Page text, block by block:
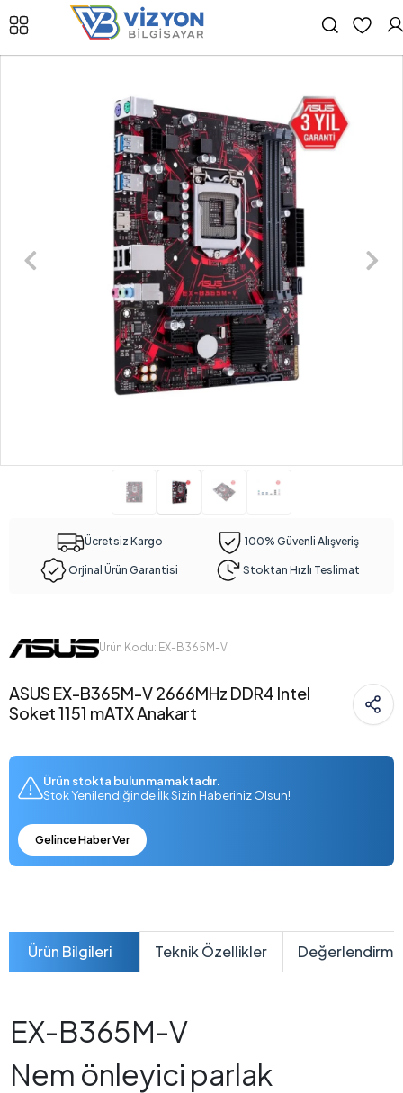
Ücretsiz Kargo 100% Güvenli Alışveriş
Orjinal Ürün Garantisi Stoktan Hızlı Teslimat
Ürün Kodu: EX-B365M-V
ASUS EX-B365M-V 2666MHz DDR4 Intel
Soket 1151 mATX Anakart
Ürün stokta bulunmamaktadır.
Stok Yenilendiğinde İlk Sizin Haberiniz Olsun!
Gelince Haber Ver
Ürün Bilgileri Teknik Özellikler
EX-B365M-V
Nem önleyici parlak